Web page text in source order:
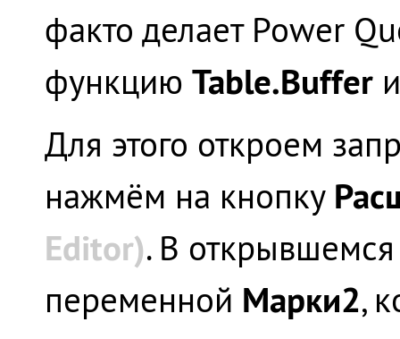
факто делает Power
функцию Table.Buffer
Для этого откроем
нажмём на кнопку
Editor). В
переменной Марки2,